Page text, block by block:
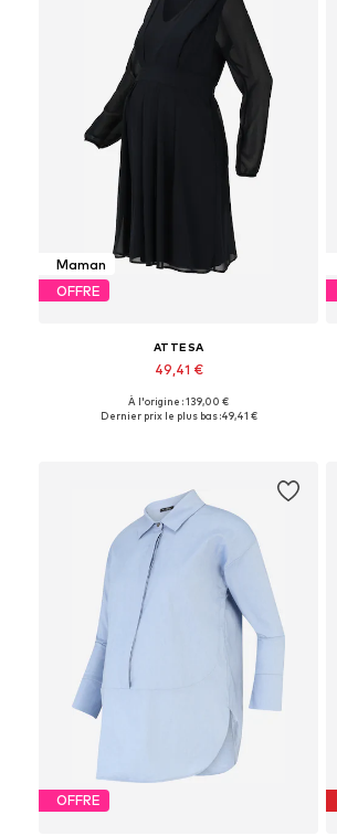
Maman
OFFRE
ATTESA
49,41 €
Tailles disponibles: 36, 38, 40
À l'origine : 139,00 €
Dernier prix le plus bas :49,41 €
OFFRE